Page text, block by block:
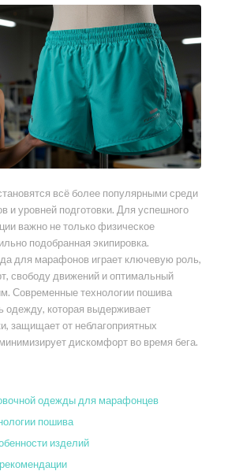
всё более популярными среди
и уровней подготовки. Для успешного
важно не только физическое
подобранная экипировка.
для марафонов играет ключевую роль,
свободу движений и оптимальный
Современные технологии пошива
одежду, которая выдерживает
защищает от неблагоприятных
дискомфорт во время бега.
одежды для марафонцев
пошива
изделий